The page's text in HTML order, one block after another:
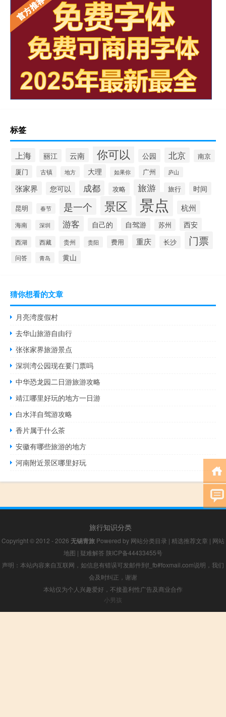
标签
上海 丽江 云南 你可以 公园 北京
南京
厦门
古镇 地方 大理 如果你 广州 庐山
张家界 您可以 成都 攻略 旅游 旅行 时间
昆明 春节 是一个 景区 景点 杭州
海南 深圳 游客 自己的 自驾游 苏州 西安
西湖 西藏 贵州 贵阳 费用 重庆 长沙 门票
问答 青岛 黄山
猜你想看的文章
月亮湾度假村
去华山旅游自由行
张张家界旅游景点
深圳湾公园现在要门票吗
中华恐龙园二日游旅游攻略
靖江哪里好玩的地方一日游
白水洋自驾游攻略
香片属于什么茶
安徽有哪些旅游的地方
河南附近景区哪里好玩
旅行知识分类
Copyright © 2012 - 2026 无锡青旅 Powered by 网站分类目录 | 精选推荐文章 | 网站
地图 | 疑难解答 陕ICP备44433455号
声明：本站内容来自互联网，如信息有错误可发邮件到f_fb#foxmail.com说明，我们
会及时纠正，谢谢
本站仅为个人兴趣爱好，不接盈利性广告及商业合作
小男孩